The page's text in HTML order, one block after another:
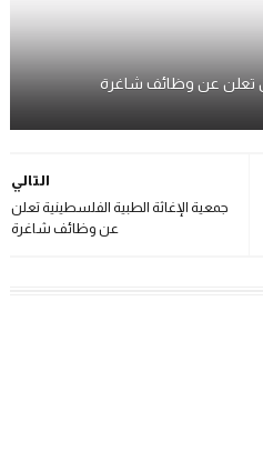
تعلن عن وظائف شاغرة
التالي
جمعية الإغاثة الطبية الفلسطينية تعلن
عن وظائف شاغرة